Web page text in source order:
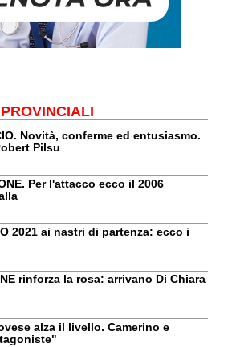
Novità, conferme ed entusiasmo.
Pilsu
Per l'attacco ecco il 2006
2021 ai nastri di partenza: ecco i
rinforza la rosa: arrivano Di Chiara
alza il livello. Camerino e